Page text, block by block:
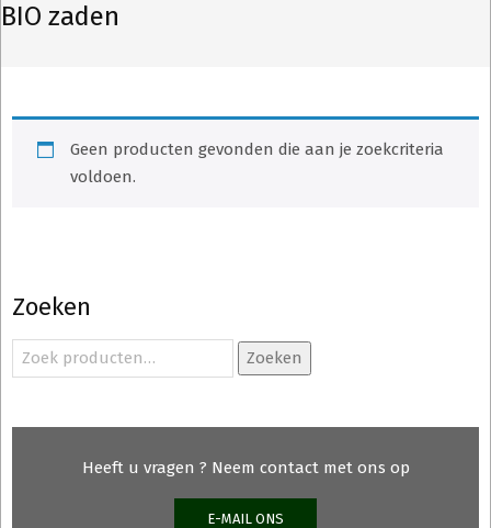
BIO zaden
Geen producten gevonden die aan je zoekcriteria
voldoen.
Zoeken
Zoeken
naar:
Zoeken
Heeft u vragen ? Neem contact met ons op
E-MAIL ONS